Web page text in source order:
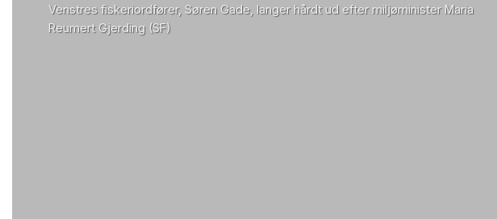
Venstres fiskeriordfører, Søren Gade, langer hårdt ud efter miljøminister Maria
Reumert Gjerding (SF)